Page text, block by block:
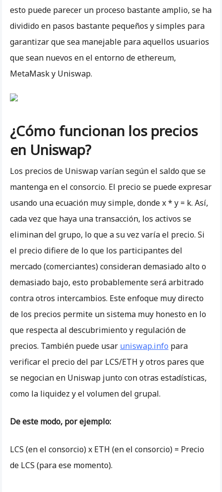
esto puede parecer un proceso bastante amplio, se ha
dividido en pasos bastante pequeños y simples para
garantizar que sea manejable para aquellos usuarios
que sean nuevos en el entorno de ethereum,
MetaMask y Uniswap.
¿Cómo funcionan los precios
en Uniswap?
Los precios de Uniswap varían según el saldo que se
mantenga en el consorcio. El precio se puede expresar
usando una ecuación muy simple, donde x * y = k. Así,
cada vez que haya una transacción, los activos se
eliminan del grupo, lo que a su vez varía el precio. Si
el precio difiere de lo que los participantes del
mercado (comerciantes) consideran demasiado alto o
demasiado bajo, esto probablemente será arbitrado
contra otros intercambios. Este enfoque muy directo
de los precios permite un sistema muy honesto en lo
que respecta al descubrimiento y regulación de
precios. También puede usar uniswap.info para
verificar el precio del par LCS/ETH y otros pares que
se negocian en Uniswap junto con otras estadísticas,
como la liquidez y el volumen del grupal.
De este modo, por ejemplo:
LCS (en el consorcio) x ETH (en el consorcio) = Precio
de LCS (para ese momento).